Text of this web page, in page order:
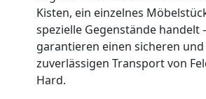
Kisten, ein einzelnes
spezielle Gegenstände handelt
garantieren einen sicheren und
zuverlässigen Transport von
Hard.